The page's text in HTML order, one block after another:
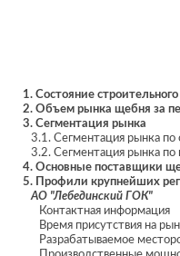
1. Состояние
2. Объем рынка щебня за
3. Сегментация рынка
3.1. Сегментация рынка по
3.2. Сегментация рынка
4. Основные поставщики
5. Профили крупнейших
АО "Лебединский ГОК"
Контактная информация
Время присутствия на
Разрабатываемое